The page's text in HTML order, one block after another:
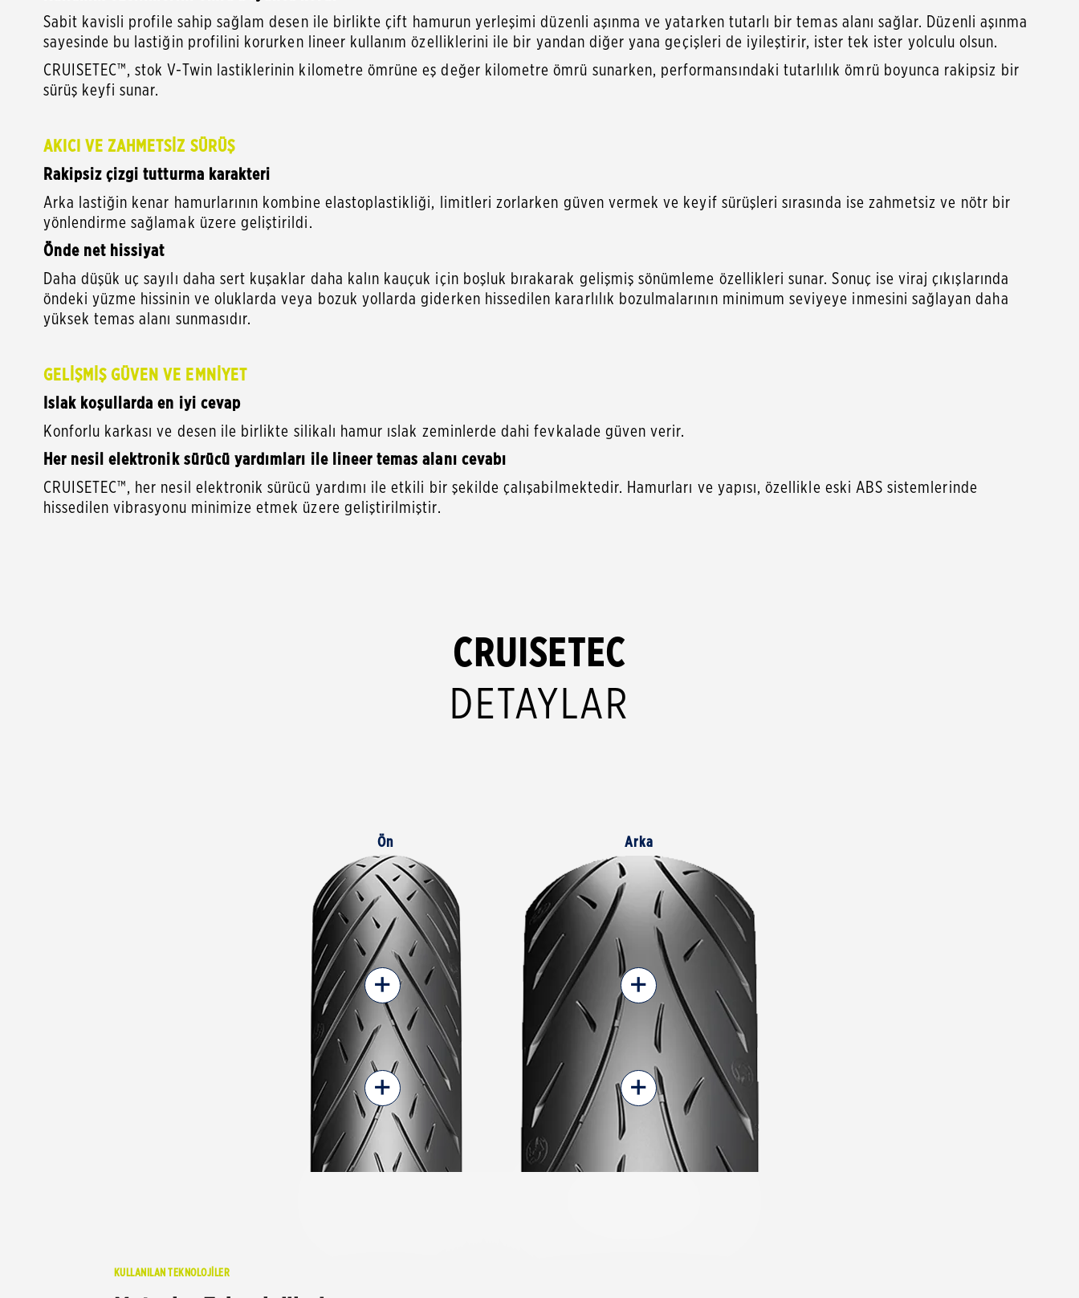
Sabit kavisli profile sahip sağlam desen ile birlikte çift hamurun yerleşimi düzenli aşınma ve yatarken tutarlı bir temas alanı sağlar. Düzenli aşınma
sayesinde bu lastiğin profilini korurken lineer kullanım özelliklerini ile bir yandan diğer yana geçişleri de iyileştirir, ister tek ister yolculu olsun.
CRUISETEC™, stok V-Twin lastiklerinin kilometre ömrüne eş değer kilometre ömrü sunarken, performansındaki tutarlılık ömrü boyunca rakipsiz bir
sürüş keyfi sunar.
AKICI VE ZAHMETSİZ SÜRÜŞ
Rakipsiz çizgi tutturma karakteri
Arka lastiğin kenar hamurlarının kombine elastoplastikliği, limitleri zorlarken güven vermek ve keyif sürüşleri sırasında ise zahmetsiz ve nötr bir
yönlendirme sağlamak üzere geliştirildi.
Önde net hissiyat
Daha düşük uç sayılı daha sert kuşaklar daha kalın kauçuk için boşluk bırakarak gelişmiş sönümleme özellikleri sunar. Sonuç ise viraj çıkışlarında
öndeki yüzme hissinin ve oluklarda veya bozuk yollarda giderken hissedilen kararlılık bozulmalarının minimum seviyeye inmesini sağlayan daha
yüksek temas alanı sunmasıdır.
GELİŞMİŞ GÜVEN VE EMNİYET
Islak koşullarda en iyi cevap
Konforlu karkası ve desen ile birlikte silikalı hamur ıslak zeminlerde dahi fevkalade güven verir.
Her nesil elektronik sürücü yardımları ile lineer temas alanı cevabı
CRUISETEC™, her nesil elektronik sürücü yardımı ile etkili bir şekilde çalışabilmektedir. Hamurları ve yapısı, özellikle eski ABS sistemlerinde
hissedilen vibrasyonu minimize etmek üzere geliştirilmiştir.
CRUISETEC
DETAYLAR
Ön
+
+
+
+